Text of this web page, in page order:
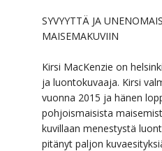
SYVYYTTÄ JA
MAISEMAKUVIIN
Kirsi MacKenzie on
ja luontokuvaaja. Kirsi
vuonna 2015 ja hänen
pohjoismaisista
kuvillaan menestystä
pitänyt paljon